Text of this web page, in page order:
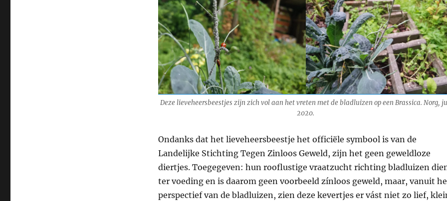
Deze lieveheersbeestjes zijn zich vol aan het vreten met de bladluizen op een Brassica. Norg,
2020.
Ondanks dat het lieveheersbeestje het officiële symbool is van de
Landelijke Stichting Tegen Zinloos Geweld, zijn het geen geweldloze
diertjes. Toegegeven: hun rooflustige vraatzucht richting bladluizen
ter voeding en is daarom geen voorbeeld zínloos geweld, maar, vanuit
perspectief van de bladluizen, zien deze kevertjes er vást niet zo lief,